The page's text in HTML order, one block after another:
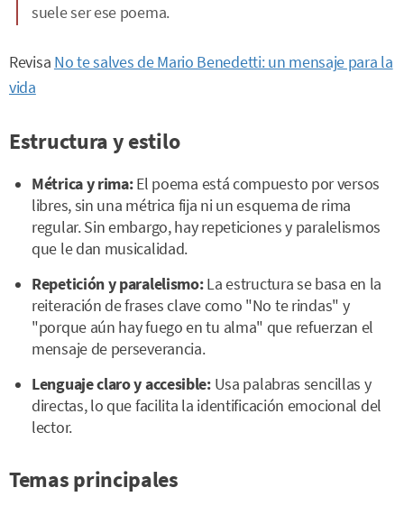
suele ser ese poema.
Revisa No te salves de Mario Benedetti: un mensaje para la
vida
Estructura y estilo
Métrica y rima:El poema está compuesto por versos
libres, sin una métrica fija ni un esquema de rima
regular. Sin embargo, hay repeticiones y paralelismos
que le dan musicalidad.
Repetición y paralelismo:La estructura se basa en la
reiteración de frases clave como "No te rindas" y
"porque aún hay fuego en tu alma" que refuerzan el
mensaje de perseverancia.
Lenguaje claro y accesible:Usa palabras sencillas y
directas, lo que facilita la identificación emocional del
lector.
Temas principales